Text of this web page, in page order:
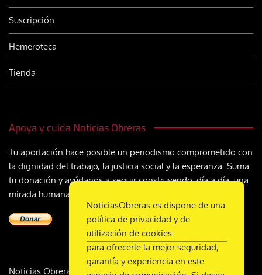
Suscripción
Hemeroteca
Tienda
Apoya y cuida Noticias Obreras
Tu aportación hace posible un periodismo comprometido con
la dignidad del trabajo, la justicia social y la esperanza. Suma
tu donación y ayúdanos a seguir construyendo, día a día, una
mirada humana y cristiana sobre el mundo del trabajo
Noticias Obreras | DL M-2359-1958 | ISSN 2340-9231 |
NoticiasObreras.es dispone de una
política de privacidad y de
utilización de cookies
para ofrecerle la mejor seguridad,
garantía y experiencia en este